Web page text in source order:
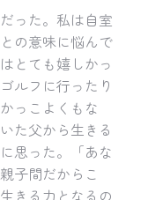
った。私は自室
の意味に悩んで
とても嬉しかっ
ルフに行ったり
っこよくもな
た父から生きる
思った。「あな
子間だからこ
きる力となるの